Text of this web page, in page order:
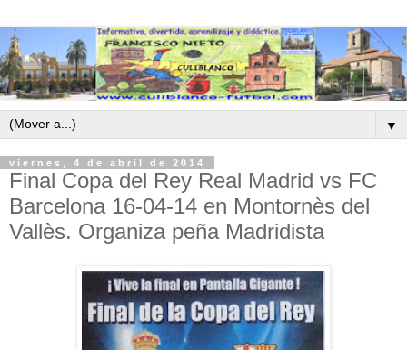
▼
viernes, 4 de abril de 2014
Final Copa del Rey Real Madrid vs FC
Barcelona 16-04-14 en Montornès del
Vallès. Organiza peña Madridista